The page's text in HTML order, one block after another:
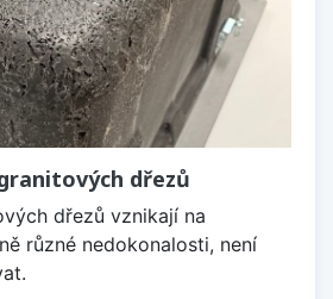
dřezů
dřezů vznikají na
různé nedokonalosti, není